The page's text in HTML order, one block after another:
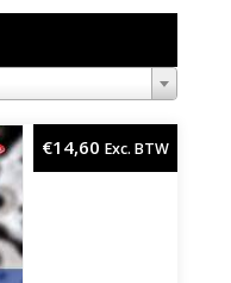
€14,60 Exc. BTW